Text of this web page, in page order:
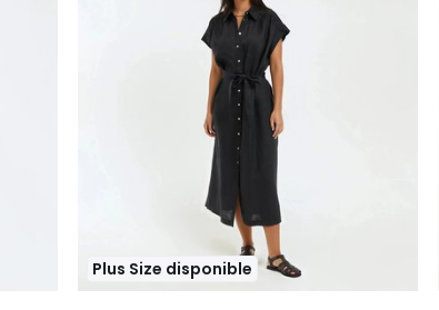
Plus Size disponible